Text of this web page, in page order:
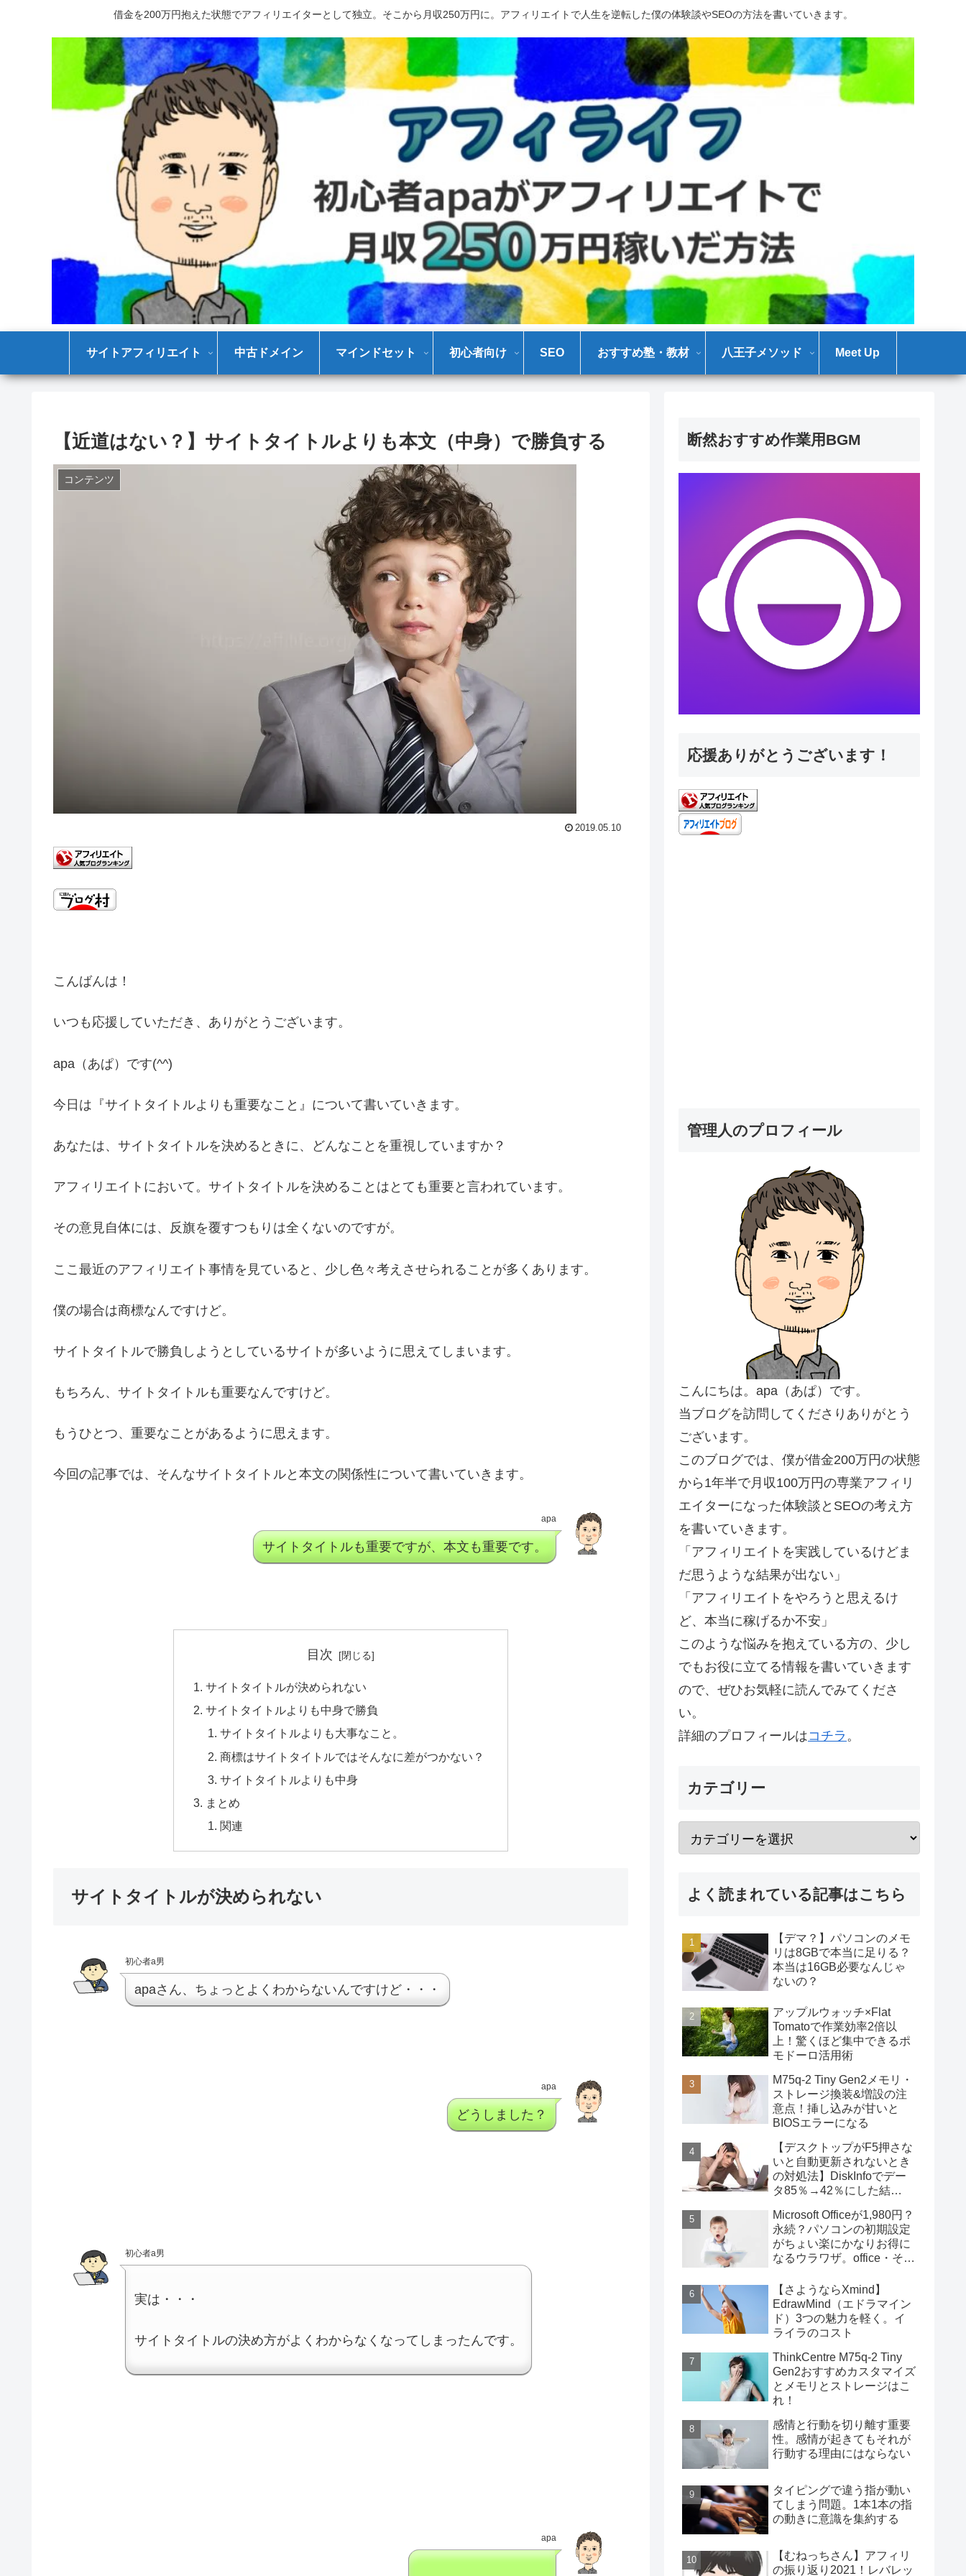
借金を200万円抱えた状態でアフィリエイターとして独立。そこから月収250万円に。アフィリエイトで人生を逆転した僕の体験談やSEOの方法を書いていきます。
サイトアフィリエイト 中古ドメイン マインドセット 初心者向け SEO おすすめ塾・教材 八王子メソッド Meet Up
【近道はない？】サイトタイトルよりも本文（中身）で勝負する
コンテンツ
2019.05.10
こんばんは！
いつも応援していただき、ありがとうございます。
apa（あぱ）です(^^)
今日は『サイトタイトルよりも重要なこと』について書いていきます。
あなたは、サイトタイトルを決めるときに、どんなことを重視していますか？
アフィリエイトにおいて。サイトタイトルを決めることはとても重要と言われています。
その意見自体には、反旗を覆すつもりは全くないのですが。
ここ最近のアフィリエイト事情を見ていると、少し色々考えさせられることが多くあります。
僕の場合は商標なんですけど。
サイトタイトルで勝負しようとしているサイトが多いように思えてしまいます。
もちろん、サイトタイトルも重要なんですけど。
もうひとつ、重要なことがあるように思えます。
今回の記事では、そんなサイトタイトルと本文の関係性について書いていきます。
apa
サイトタイトルも重要ですが、本文も重要です。
目次
サイトタイトルが決められない
サイトタイトルよりも中身で勝負
サイトタイトルよりも大事なこと。
商標はサイトタイトルではそんなに差がつかない？
サイトタイトルよりも中身
まとめ
関連
サイトタイトルが決められない
初心者a男
apaさん、ちょっとよくわからないんですけど・・・
apa
どうしました？
初心者a男
実は・・・
サイトタイトルの決め方がよくわからなくなってしまったんです。
apa
断然おすすめ作業用BGM
応援ありがとうございます！
管理人のプロフィール
こんにちは。apa（あぱ）です。
当ブログを訪問してくださりありがとう
ございます。
このブログでは、僕が借金200万円の状態
から1年半で月収100万円の専業アフィリ
エイターになった体験談とSEOの考え方
を書いていきます。
「アフィリエイトを実践しているけどま
だ思うような結果が出ない」
「アフィリエイトをやろうと思えるけ
ど、本当に稼げるか不安」
このような悩みを抱えている方の、少し
でもお役に立てる情報を書いていきます
ので、ぜひお気軽に読んでみてくださ
い。
詳細のプロフィールはコチラ 。
カテゴリー
よく読まれている記事はこちら
【デマ？】パソコンのメモ
リは8GBで本当に足りる？
本当は16GB必要なんじゃ
ないの？
アップルウォッチ×Flat
Tomatoで作業効率2倍以
上！驚くほど集中できるポ
モドーロ活用術
M75q-2 Tiny Gen2メモリ・
ストレージ換装&増設の注
意点！挿し込みが甘いと
BIOSエラーになる
【デスクトップがF5押さな
いと自動更新されないとき
の対処法】DiskInfoでデー
タ85％→42％にした結
Microsoft Officeが1,980円？
永続？パソコンの初期設定
がちょい楽にかなりお得に
なるウラワザ。office・その
【さようならXmind】
EdrawMind（エドラマイン
ド）3つの魅力を軽く。イ
ライラのコスト
ThinkCentre M75q-2 Tiny
Gen2おすすめカスタマイズ
とメモリとストレージはこ
れ！
感情と行動を切り離す重要
性。感情が起きてもそれが
行動する理由にはならない
タイピングで違う指が動い
てしまう問題。1本1本の指
の動きに意識を集約する
【むねっちさん】アフィリ
の振り返り2021！レバレッ